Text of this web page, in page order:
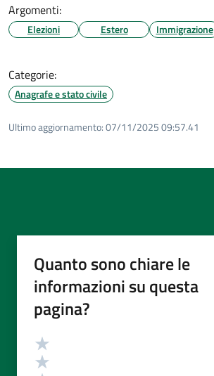
Argomenti:
Elezioni Estero Immigrazione
Categorie:
Anagrafe e stato civile
Ultimo aggiornamento:07/11/2025 09:57.41
Quanto sono chiare le
informazioni su questa
pagina?
Valutazione